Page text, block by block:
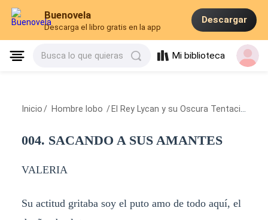
Buenovela
Descarga el libro gratis en la app
Descargar
Busca lo que quieras Mi biblioteca
Inicio / Hombre lobo / El Rey Lycan y su Oscura Tentación
004. SACANDO A SUS AMANTES
VALERIA
Su actitud gritaba soy el puto amo de todo aquí, el